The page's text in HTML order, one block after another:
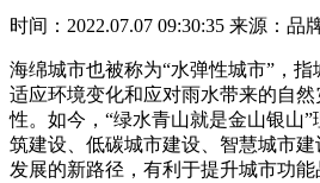
时间：2022.07.07 09:30:35 来源：品
海绵城市也被称为“水弹性城市”，
适应环境变化和应对雨水带来的自
性。如今，“绿水青山就是金山银山
筑建设、低碳城市建设、智慧城市
发展的新路径，有利于提升城市功